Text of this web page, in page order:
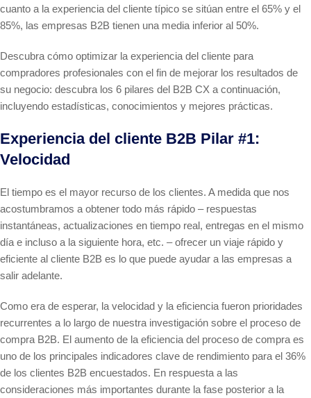
cuanto a la experiencia del cliente típico se sitúan entre el 65% y el
85%, las empresas B2B tienen una media inferior al 50%.
Descubra cómo optimizar la experiencia del cliente para
compradores profesionales con el fin de mejorar los resultados de
su negocio: descubra los 6 pilares del B2B CX a continuación,
incluyendo estadísticas, conocimientos y mejores prácticas.
Experiencia del cliente B2B Pilar #1:
Velocidad
El tiempo es el mayor recurso de los clientes. A medida que nos
acostumbramos a obtener todo más rápido – respuestas
instantáneas, actualizaciones en tiempo real, entregas en el mismo
día e incluso a la siguiente hora, etc. – ofrecer un viaje rápido y
eficiente al cliente B2B es lo que puede ayudar a las empresas a
salir adelante.
Como era de esperar, la velocidad y la eficiencia fueron prioridades
recurrentes a lo largo de nuestra investigación sobre el proceso de
compra B2B. El aumento de la eficiencia del proceso de compra es
uno de los principales indicadores clave de rendimiento para el 36%
de los clientes B2B encuestados. En respuesta a las
consideraciones más importantes durante la fase posterior a la